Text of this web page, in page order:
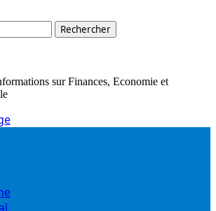
sur Finances, Economie et